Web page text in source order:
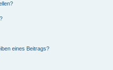
eines Beitrags?